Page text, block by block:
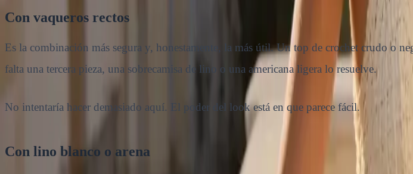
Con vaqueros rectos
Es la combinación más segura y, honestamente, la más útil. Un top de crochet crudo o
falta una tercera pieza, una sobrecamisa de lino o una americana ligera lo resuelve.
No intentaría hacer demasiado aquí. El poder del look está en que parece fácil.
Con lino blanco o arena